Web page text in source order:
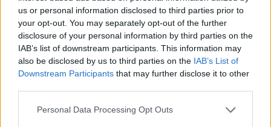
us or personal information disclosed to third parties prior to
your opt-out. You may separately opt-out of the further
disclosure of your personal information by third parties on the
IAB’s list of downstream participants. This information may
also be disclosed by us to third parties on the IAB’s List of
Downstream Participants that may further disclose it to other
Personal Data Processing Opt Outs